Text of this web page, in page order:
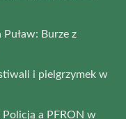
Burze z
i pielgrzymek w
a PFRON w